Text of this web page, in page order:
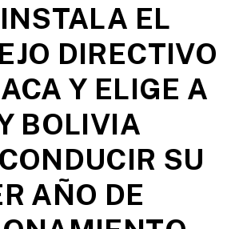
EL
DIRECTIVO
Y ELIGE A
BOLIVIA
SU
AÑO DE